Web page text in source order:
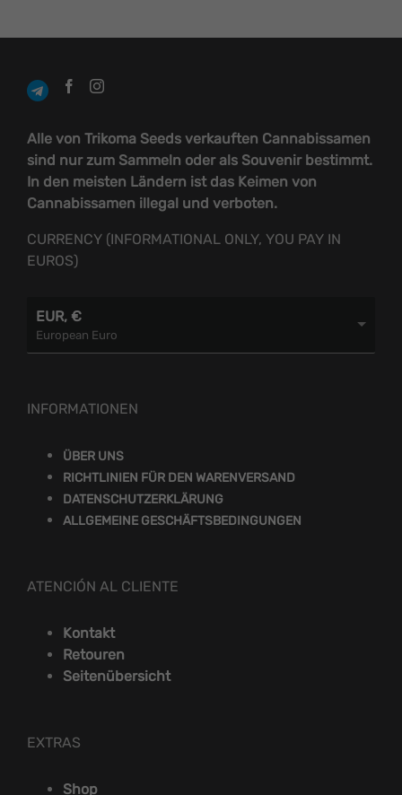
Alle von Trikoma Seeds verkauften Cannabissamen
sind nur zum Sammeln oder als Souvenir bestimmt.
In den meisten Ländern ist das Keimen von
Cannabissamen illegal und verboten.
CURRENCY (INFORMATIONAL ONLY, YOU PAY IN
EUROS)
EUR, €
European Euro
INFORMATIONEN
ÜBER UNS
RICHTLINIEN FÜR DEN WARENVERSAND
DATENSCHUTZERKLÄRUNG
ALLGEMEINE GESCHÄFTSBEDINGUNGEN
ATENCIÓN AL CLIENTE
Kontakt
Retouren
Seitenübersicht
EXTRAS
Shop